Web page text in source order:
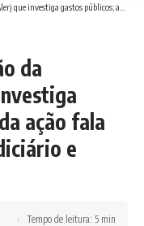
da ação fala em ‘vendeta’ contra Judiciário e governo interino
da
ação fala
e
Tempo de leitura: 5 min